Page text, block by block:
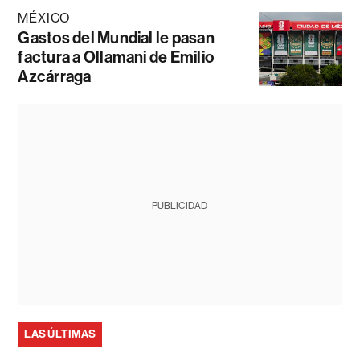
MÉXICO
Gastos del Mundial le pasan
factura a Ollamani de Emilio
Azcárraga
PUBLICIDAD
LAS ÚLTIMAS